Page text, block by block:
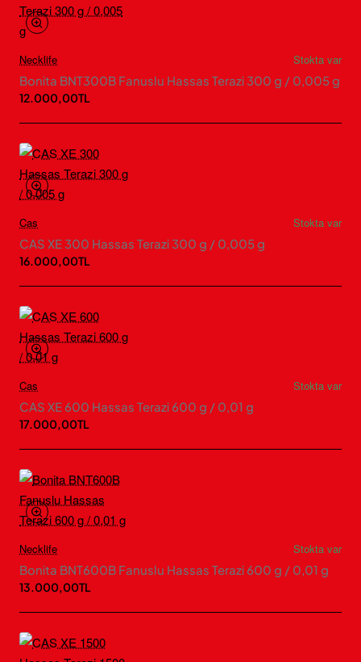
Necklife
Stokta var
Bonita BNT300B Fanuslu Hassas Terazi 300 g / 0,005 g
12.000,00TL
Cas
Stokta var
CAS XE 300 Hassas Terazi 300 g / 0,005 g
16.000,00TL
Cas
Stokta var
CAS XE 600 Hassas Terazi 600 g / 0,01 g
17.000,00TL
Necklife
Stokta var
Bonita BNT600B Fanuslu Hassas Terazi 600 g / 0,01 g
13.000,00TL